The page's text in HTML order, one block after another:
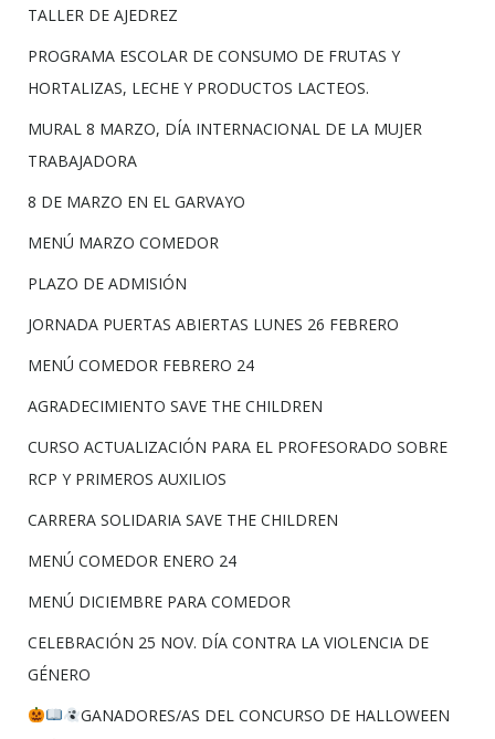
TALLER DE AJEDREZ
PROGRAMA ESCOLAR DE CONSUMO DE FRUTAS Y
HORTALIZAS, LECHE Y PRODUCTOS LACTEOS.
MURAL 8 MARZO, DÍA INTERNACIONAL DE LA MUJER
TRABAJADORA
8 DE MARZO EN EL GARVAYO
MENÚ MARZO COMEDOR
PLAZO DE ADMISIÓN
JORNADA PUERTAS ABIERTAS LUNES 26 FEBRERO
MENÚ COMEDOR FEBRERO 24
AGRADECIMIENTO SAVE THE CHILDREN
CURSO ACTUALIZACIÓN PARA EL PROFESORADO SOBRE
RCP Y PRIMEROS AUXILIOS
CARRERA SOLIDARIA SAVE THE CHILDREN
MENÚ COMEDOR ENERO 24
MENÚ DICIEMBRE PARA COMEDOR
CELEBRACIÓN 25 NOV. DÍA CONTRA LA VIOLENCIA DE
GÉNERO
GANADORES/AS DEL CONCURSO DE HALLOWEEN